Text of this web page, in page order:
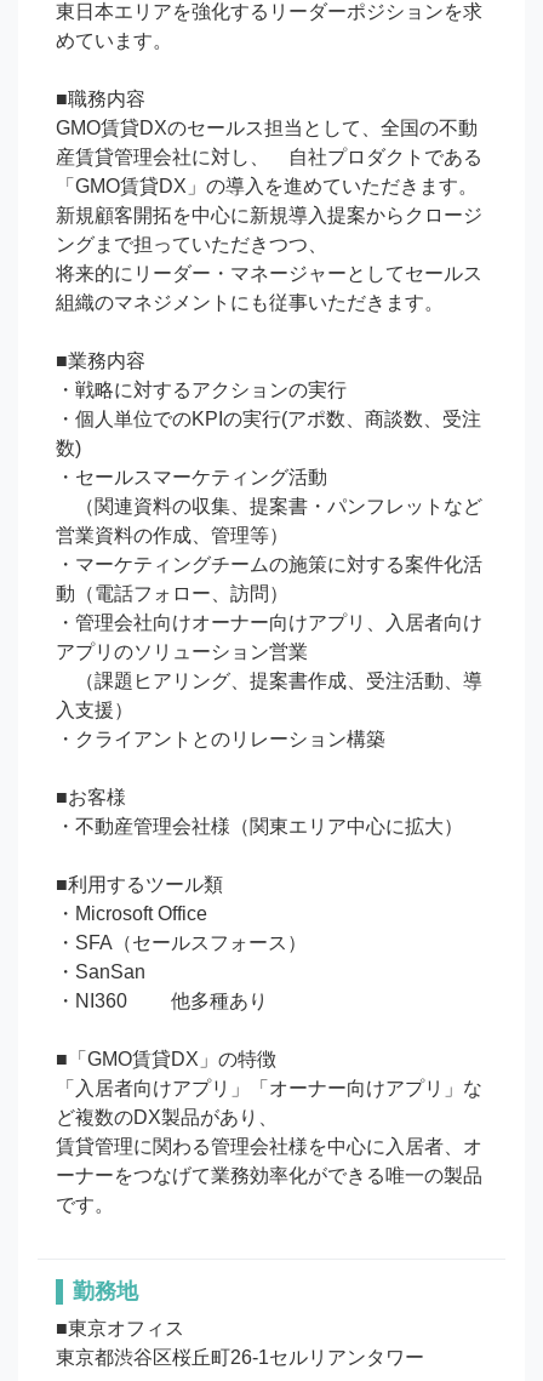
東日本エリアを強化するリーダーポジションを求
めています。
■職務内容
GMO賃貸DXのセールス担当として、全国の不動
産賃貸管理会社に対し、　自社プロダクトである
「GMO賃貸DX」の導入を進めていただきます。
新規顧客開拓を中心に新規導入提案からクロージ
ングまで担っていただきつつ、
将来的にリーダー・マネージャーとしてセールス
組織のマネジメントにも従事いただきます。
■業務内容
・戦略に対するアクションの実行
・個人単位でのKPIの実行(アポ数、商談数、受注
数)
・セールスマーケティング活動
（関連資料の収集、提案書・パンフレットなど
営業資料の作成、管理等）
・マーケティングチームの施策に対する案件化活
動（電話フォロー、訪問）
・管理会社向けオーナー向けアプリ、入居者向け
アプリのソリューション営業
（課題ヒアリング、提案書作成、受注活動、導
入支援）
・クライアントとのリレーション構築
■お客様
・不動産管理会社様（関東エリア中心に拡大）
■利用するツール類
・Microsoft Office
・SFA（セールスフォース）
・SanSan
・NI360 　　他多種あり
■「GMO賃貸DX」の特徴
「入居者向けアプリ」「オーナー向けアプリ」な
ど複数のDX製品があり、
賃貸管理に関わる管理会社様を中心に入居者、オ
ーナーをつなげて業務効率化ができる唯一の製品
です。
勤務地
■東京オフィス
東京都渋谷区桜丘町26-1セルリアンタワー